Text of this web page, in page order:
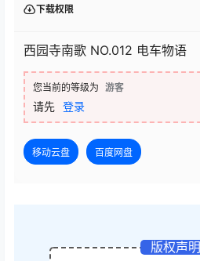
下载权限
西园寺南歌 NO.012 电车物语
您当前的等级为 游客
请先 登录
移动云盘 百度网盘
版权声明